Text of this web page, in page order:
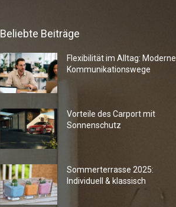
Beliebte Beiträge
Flexibilität im Alltag: Moderne
Kommunikationswege
Vorteile des Carport mit
Sonnenschutz
Sommerterrasse 2025:
Individuell & klassisch